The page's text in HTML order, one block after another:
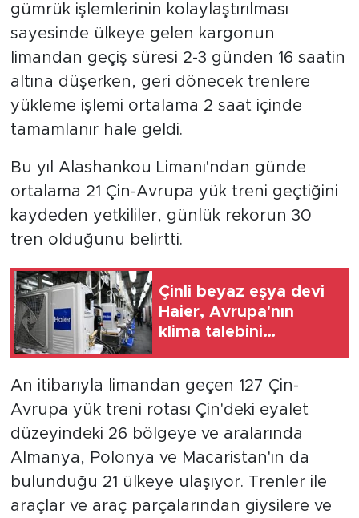
gümrük işlemlerinin kolaylaştırılması
sayesinde ülkeye gelen kargonun
limandan geçiş süresi 2-3 günden 16 saatin
altına düşerken, geri dönecek trenlere
yükleme işlemi ortalama 2 saat içinde
tamamlanır hale geldi.
Bu yıl Alashankou Limanı'ndan günde
ortalama 21 Çin-Avrupa yük treni geçtiğini
kaydeden yetkililer, günlük rekorun 30
tren olduğunu belirtti.
Çinli beyaz eşya devi
Haier, Avrupa'nın
klima talebini
An itibarıyla limandan geçen 127 Çin-
Avrupa yük treni rotası Çin'deki eyalet
düzeyindeki 26 bölgeye ve aralarında
Almanya, Polonya ve Macaristan'ın da
bulunduğu 21 ülkeye ulaşıyor. Trenler ile
araçlar ve araç parçalarından giysilere ve